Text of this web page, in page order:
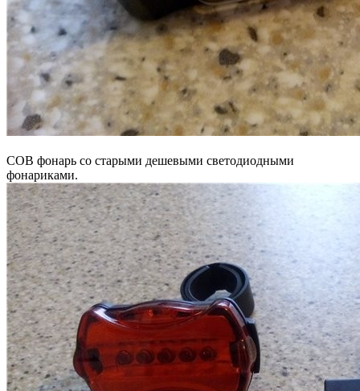
COB фонарь со старыми дешевыми светодиодными
фонариками.